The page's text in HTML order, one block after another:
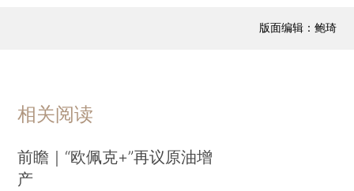
版面编辑：鲍琦
相关阅读
前瞻｜“欧佩克+”再议原油增
产